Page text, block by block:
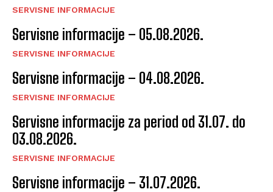
SERVISNE INFORMACIJE
Servisne informacije – 05.08.2026.
SERVISNE INFORMACIJE
Servisne informacije – 04.08.2026.
SERVISNE INFORMACIJE
Servisne informacije za period od 31.07. do
03.08.2026.
SERVISNE INFORMACIJE
Servisne informacije – 31.07.2026.